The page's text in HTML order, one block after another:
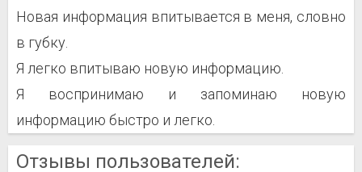
Новая информация впитывается в меня, словно
в губку.
Я легко впитываю новую информацию.
Я воспринимаю и запоминаю новую
информацию быстро и легко.
Отзывы пользователей: